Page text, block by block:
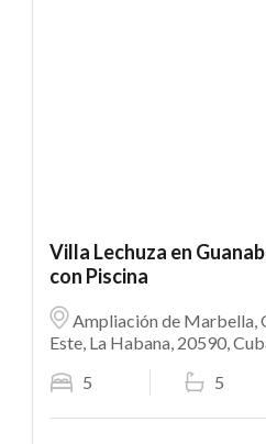
Villa Lechuza en
con Piscina
Ampliación de Marbella,
Este, La Habana, 20590,
5
5